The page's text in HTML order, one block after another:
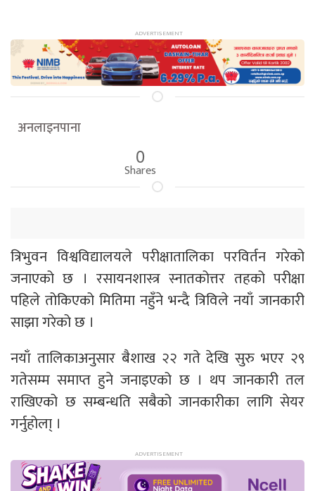
अनलाइनपाना
0
Shares
त्रिभुवन विश्वविद्यालयले परीक्षातालिका परविर्तन गरेको
जनाएको छ । रसायनशास्त्र स्नातकोत्तर तहको परीक्षा
पहिले तोकिएको मितिमा नहुँने भन्दै त्रिविले नयाँ जानकारी
साझा गरेको छ ।
नयाँ तालिकाअनुसार बैशाख २२ गते देखि सुरु भएर २९
गतेसम्म समाप्त हुने जनाइएको छ । थप जानकारी तल
राखिएको छ सम्बन्धति सबैको जानकारीका लागि सेयर
गर्नुहोला् ।